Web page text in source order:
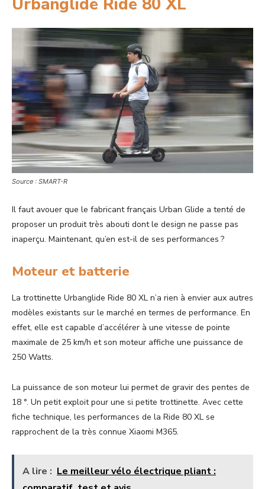
Source : SMART-R
Il faut avouer que le fabricant français Urban Glide a tenté de
proposer un produit très abouti dont le design ne passe pas
inaperçu. Maintenant, qu’en est-il de ses performances ?
Moteur et batterie
La trottinette Urbanglide Ride 80 XL n’a rien à envier aux autres
modèles existants sur le marché en termes de performance. En
effet, elle est capable d’accélérer à une vitesse de pointe
maximale de 25 km/h et son moteur affiche une puissance de
250 Watts.
La puissance de son moteur lui permet de gravir des pentes de
18 °. Un petit exploit pour une si petite trottinette. Avec cette
fiche technique, les performances de la Ride 80 XL se
rapprochent de la très connue Xiaomi M365.
A lire : Le meilleur vélo électrique pliant :